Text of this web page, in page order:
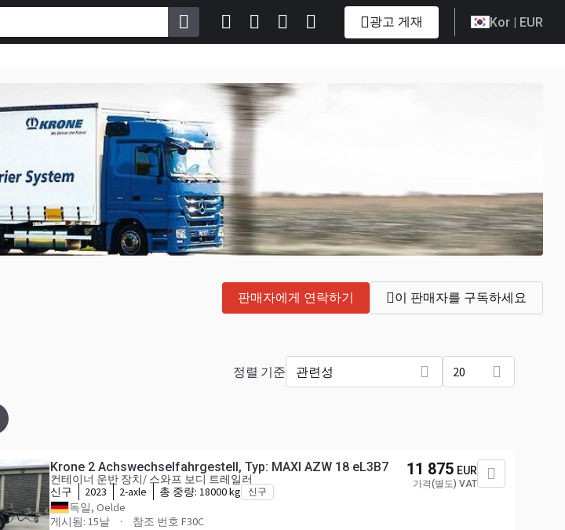
광고 게재 Kor | EUR
판매자에게 연락하기 이 판매자를 구독하세요
정렬 기준 관련성 20
Krone 2 Achswechselfahrgestell, Typ: MAXI AZW 18 eL3B7
컨테이너 운반 장치/ 스와프 보디 트레일러
신구
2023 2-axle 총 중량: 18000 kg 신구
독일, Oelde
게시됨: 15날
참조 번호 F30C
11 875 EUR
가격(별도) VAT